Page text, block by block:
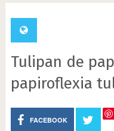
Tulipan de
papiroflexia
FACEBOOK